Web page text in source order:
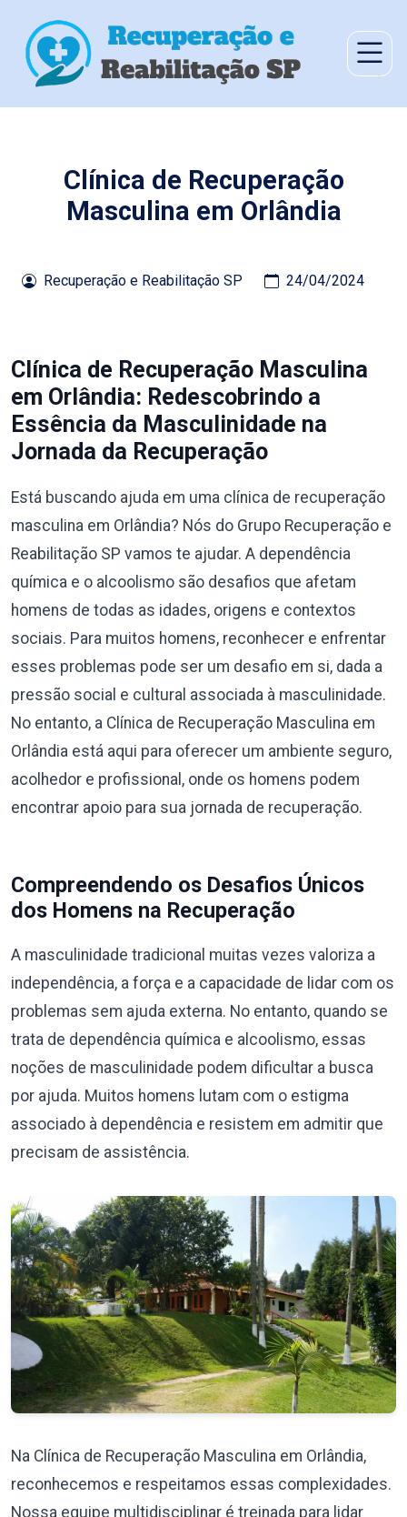
Clínica de Recuperação
Masculina em Orlândia
Recuperação e Reabilitação SP 24/04/2024
Clínica de Recuperação Masculina
em Orlândia: Redescobrindo a
Essência da Masculinidade na
Jornada da Recuperação
Está buscando ajuda em uma clínica de recuperação
masculina em Orlândia? Nós do Grupo Recuperação e
Reabilitação SP vamos te ajudar. A dependência
química e o alcoolismo são desafios que afetam
homens de todas as idades, origens e contextos
sociais. Para muitos homens, reconhecer e enfrentar
esses problemas pode ser um desafio em si, dada a
pressão social e cultural associada à masculinidade.
No entanto, a Clínica de Recuperação Masculina em
Orlândia está aqui para oferecer um ambiente seguro,
acolhedor e profissional, onde os homens podem
encontrar apoio para sua jornada de recuperação.
Compreendendo os Desafios Únicos
dos Homens na Recuperação
A masculinidade tradicional muitas vezes valoriza a
independência, a força e a capacidade de lidar com os
problemas sem ajuda externa. No entanto, quando se
trata de dependência química e alcoolismo, essas
noções de masculinidade podem dificultar a busca
por ajuda. Muitos homens lutam com o estigma
associado à dependência e resistem em admitir que
precisam de assistência.
Na Clínica de Recuperação Masculina em Orlândia,
reconhecemos e respeitamos essas complexidades.
Nossa equipe multidisciplinar é treinada para lidar